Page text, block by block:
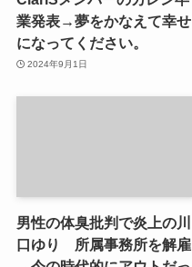
業発表→夢をかなえて幸せ
になってください。
2024年9月1日
男性の体臭批判で炎上の川
口ゆり 所属事務所を解雇